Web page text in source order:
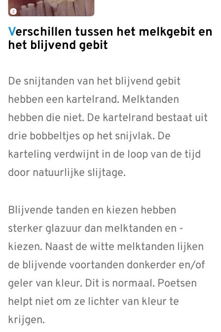
Verschillen tussen het melkgebit en
het blijvend gebit
De snijtanden van het blijvend gebit
hebben een kartelrand. Melktanden
hebben die niet. De kartelrand bestaat uit
drie bobbeltjes op het snijvlak. De
karteling verdwijnt in de loop van de tijd
door natuurlijke slijtage.
Blijvende tanden en kiezen hebben
sterker glazuur dan melktanden en -
kiezen. Naast de witte melktanden lijken
de blijvende voortanden donkerder en/of
geler van kleur. Dit is normaal. Poetsen
helpt niet om ze lichter van kleur te
krijgen.